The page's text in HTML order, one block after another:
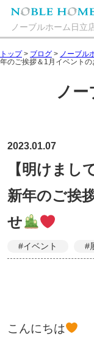
ノーブルホーム日立
トップ> ブログ > ノーブル
年のご挨拶＆1月イベントの
ノ
2023.01.07
【明けまし
新年のご挨
せ
#イベント #
こんにちは